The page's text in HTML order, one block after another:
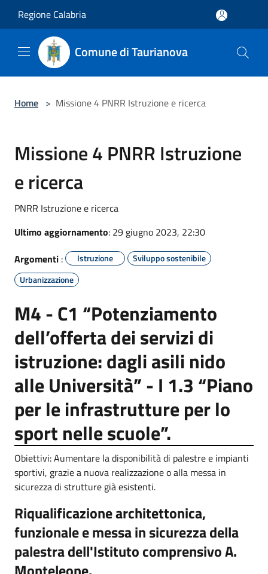
Regione Calabria
Comune di Taurianova
Home > Missione 4 PNRR Istruzione e ricerca
Missione 4 PNRR Istruzione
e ricerca
PNRR Istruzione e ricerca
Ultimo aggiornamento: 29 giugno 2023, 22:30
Argomenti : Istruzione
Sviluppo sostenibile
Urbanizzazione
M4 - C1 “Potenziamento
dell’offerta dei servizi di
istruzione: dagli asili nido
alle Università” - I 1.3 “Piano
per le infrastrutture per lo
sport nelle scuole”.
Obiettivi: Aumentare la disponibilità di palestre e impianti
sportivi, grazie a nuova realizzazione o alla messa in
sicurezza di strutture già esistenti.
Riqualificazione architettonica,
funzionale e messa in sicurezza della
palestra dell'Istituto comprensivo A.